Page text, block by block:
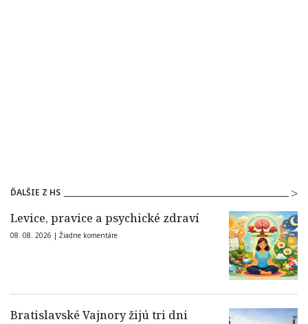
ĎALŠIE Z HS
Levice, pravice a psychické zdraví
08. 08. 2026 | Žiadne komentáre
Bratislavské Vajnory žijú tri dni